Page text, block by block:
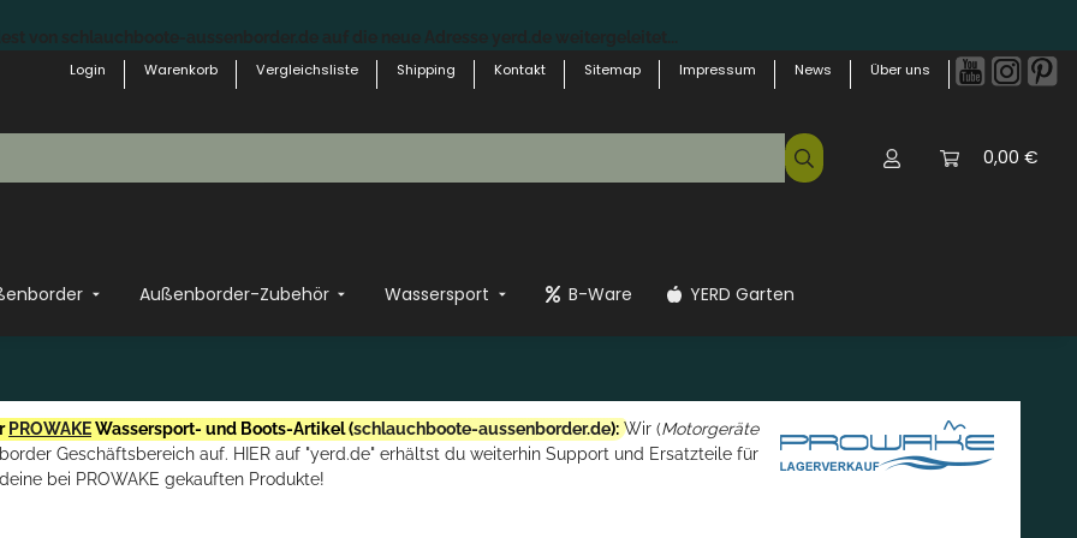
Login
Warenkorb Vergleichsliste Shipping Kontakt Sitemap Impressum News Über uns
0,00 €
Außenborder-Zubehör Wassersport B-Ware YERD Garten
PROWAKEWassersport- und Boots-Artikel (schlauchboote-aussenborder.de): Wir (Motorgeräte
Geschäftsbereich auf. HIER auf "yerd.de" erhältst du weiterhin Support und Ersatzteile für
deine bei PROWAKE gekauften Produkte!